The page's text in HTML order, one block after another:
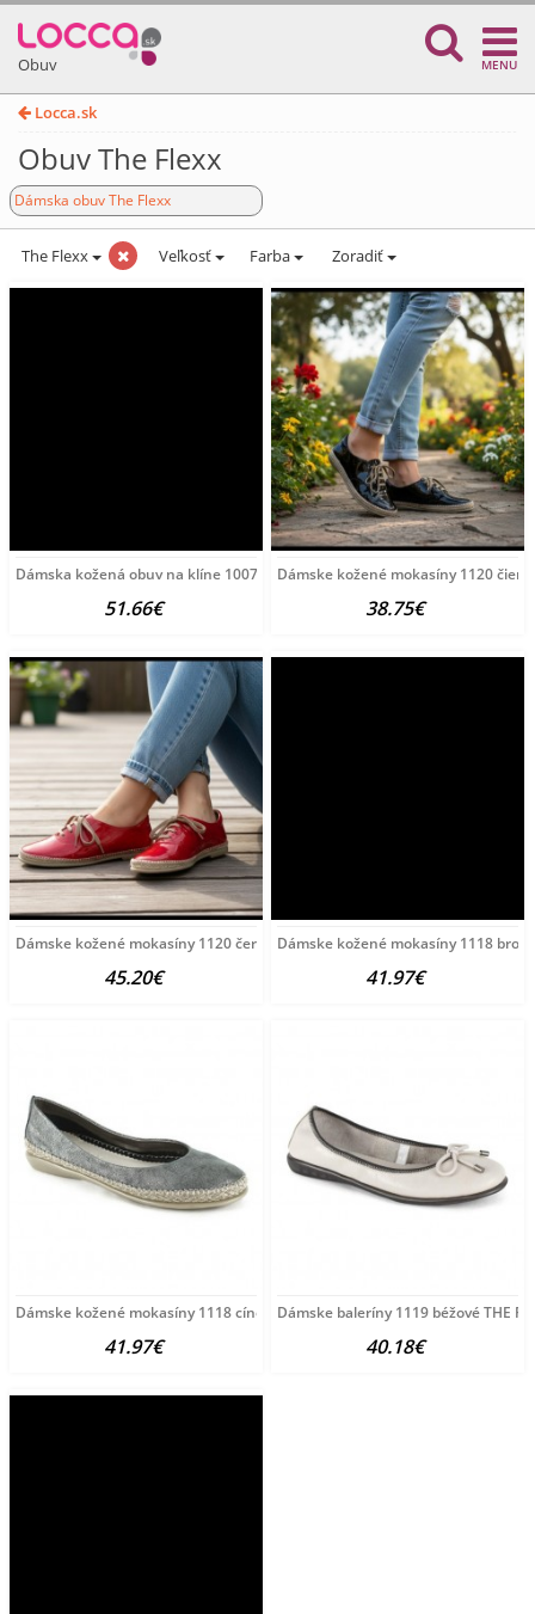
Obuv MENU
Locca.sk
Obuv The Flexx
Dámska obuv The Flexx
The Flexx Veľkosť Farba Zoradiť
Dámska kožená obuv na klíne 1007 The Flexx Čierna 39
51.66€
Dámske kožené mokasíny 1120
38.75€
Dámske kožené mokasíny 1120 červené The Flexx, Červená,
45.20€
Dámske kožené mokasíny 1118
41.97€
Dámske kožené mokasíny 1118 cínové The Flexx, Šedá,
41.97€
Dámske baleríny 1119 béžové THE
40.18€